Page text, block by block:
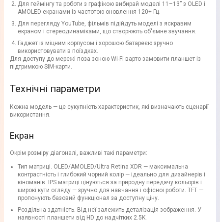
Для геймінгу та роботи з графікою вибирай моделі 11–13” з OLED і
AMOLED екранами із частотою оновлення 120+ Гц.
Для перегляду YouTube, фільмів підійдуть моделі з яскравим
екраном і стереодинаміками, що створюють об'ємне звучання.
Гаджет із міцним корпусом і хорошою батареєю зручно
використовувати в поїздках.
Для доступу до мережі поза зоною Wi-Fi варто замовити планшет із
підтримкою SIM-карти.
Технічні параметри
Кожна модель — це сукупність характеристик, які визначають сценарії
використання.
Екран
Окрім розміру діагоналі, важливі такі параметри:
Тип матриці. OLED/AMOLED/Ultra Retina XDR — максимальна
контрастність і глибокий чорний колір — ідеально для дизайнерів і
кіноманів. IPS матриці цінуються за природну передачу кольорів і
широкі кути огляду — зручно для навчання і офісної роботи. TFT —
пропонують базовий функціонал за доступну ціну.
Роздільна здатність. Від неї залежить деталізація зображення. У
наявності планшети від HD до надчітких 2.5K.